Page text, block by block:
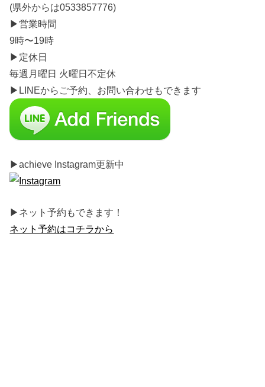
(県外からは0533857776)
▶︎営業時間
9時〜19時
▶︎定休日
毎週月曜日 火曜日不定休
▶︎LINEからご予約、お問い合わせもできます
▶︎achieve Instagram更新中
▶︎ネット予約もできます！
ネット予約はコチラから